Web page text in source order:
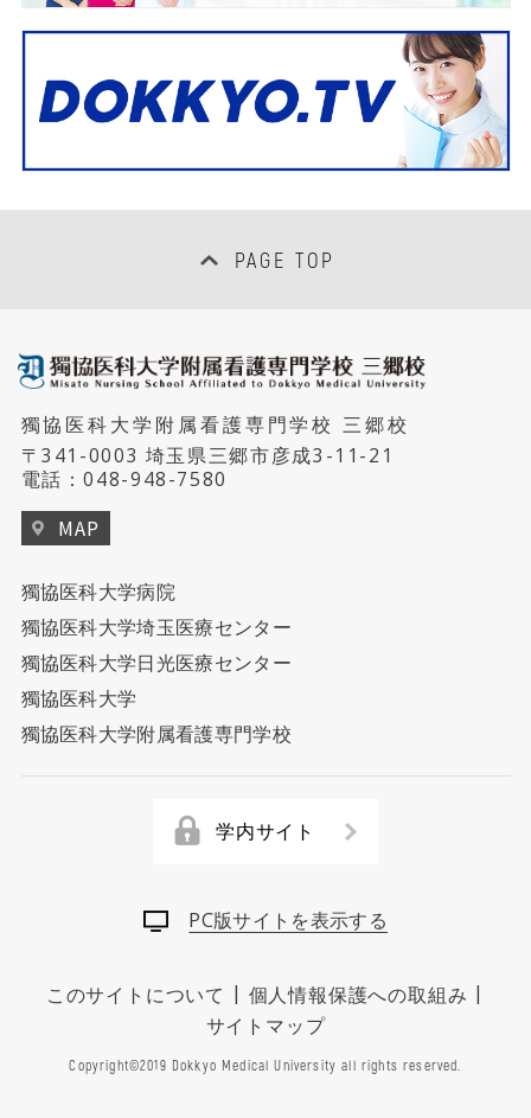
PAGE TOP
獨協医科大学附属看護専門学校 三郷校
〒341-0003 埼玉県三郷市彦成3-11-21
電話：048-948-7580
MAP
獨協医科大学病院
獨協医科大学埼玉医療センター
獨協医科大学日光医療センター
獨協医科大学
獨協医科大学附属看護専門学校
学内サイト
PC版サイトを表示する
このサイトについて | 個人情報保護への取組み |
サイトマップ
Copyright©2019 Dokkyo Medical University all rights reserved.